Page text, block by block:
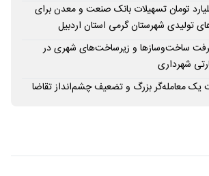
۲۸۰ میلیارد تومان تسهیلات بانک صنعت و معدن برای
تولیدی شهرستان گرمی استان اردبیل
ساخت‌وسازها و زیرساخت‌های شهری در
شهرداری
یک معامله‌گر بزرگ و تضعیف چشم‌انداز تقاضا